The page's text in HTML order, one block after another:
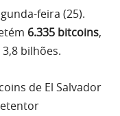
feira (25).
6.335 bitcoins,
bilhões.
de El Salvador